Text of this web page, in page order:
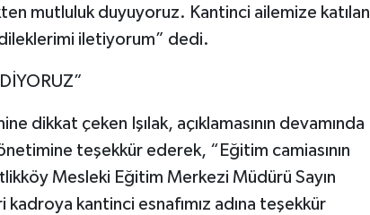
mutluluk duyuyoruz. Kantinci ailemize katılan
dileklerimi iletiyorum” dedi.
dikkat çeken Işılak, açıklamasının devamında
teşekkür ederek, “Eğitim camiasının
Mesleki Eğitim Merkezi Müdürü Sayın
kantinci esnafımız adına teşekkür